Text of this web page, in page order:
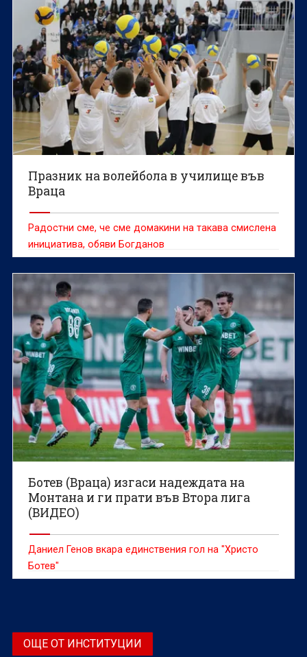
Празник на волейбола в училище във
Враца
Радостни сме, че сме домакини на такава смислена
инициатива, обяви Богданов
Ботев (Враца) изгаси надеждата на
Монтана и ги прати във Втора лига
(ВИДЕО)
Даниел Генов вкара единствения гол на "Христо
Ботев"
ОЩЕ ОТ ИНСТИТУЦИИ